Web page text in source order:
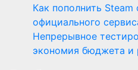
Как пополнить
официального
Непрерывное
экономия бюджета и